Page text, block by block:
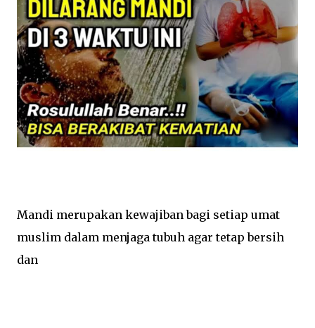
Mandi merupakan kewajiban bagi setiap umat
muslim dalam menjaga tubuh agar tetap bersih
dan